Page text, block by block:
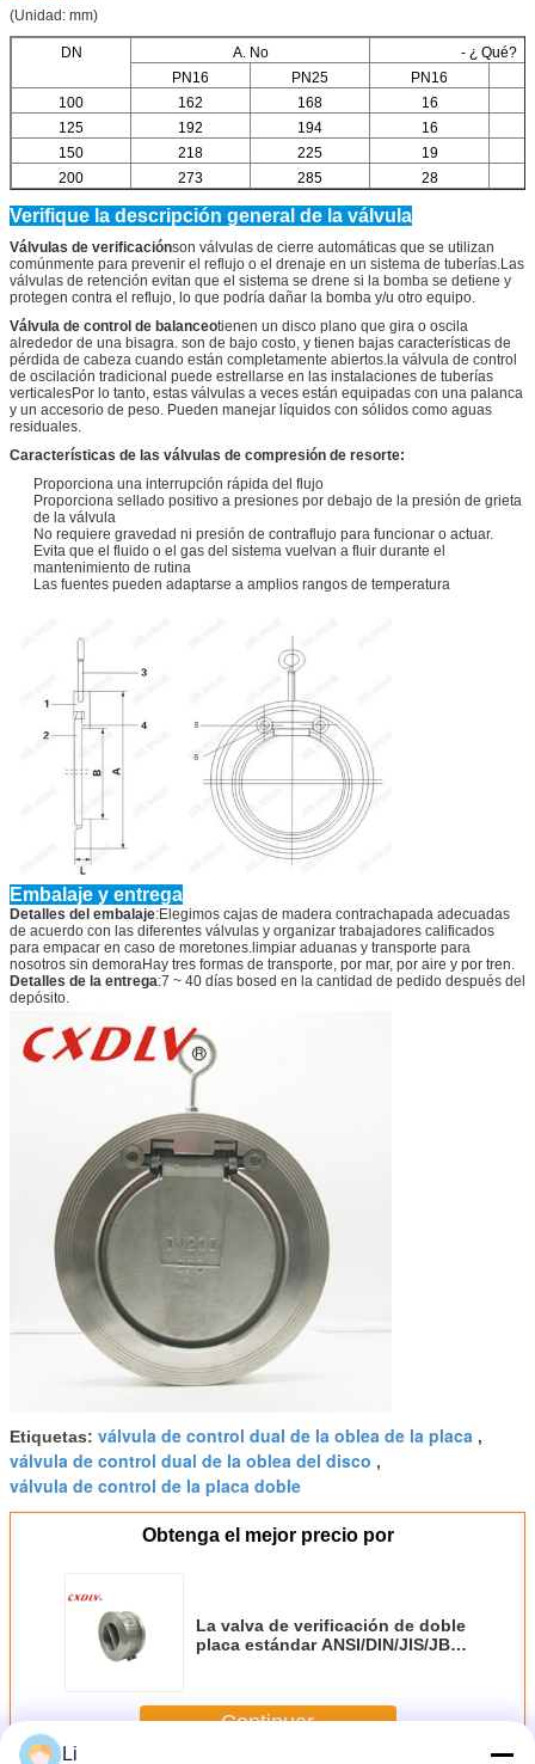
(Unidad: mm)
DN A. No
- ¿ Qué?
PN16
PN25 PN16
100
162 168
16
125
192 194
16
150
218 225
19
200
273 285 28
Verifique la descripción general de la válvula
Válvulas de verificaciónson válvulas de cierre automáticas que se utilizan
comúnmente para prevenir el reflujo o el drenaje en un sistema de tuberías.Las
válvulas de retención evitan que el sistema se drene si la bomba se detiene y
protegen contra el reflujo, lo que podría dañar la bomba y/u otro equipo.
Válvula de control de balanceotienen un disco plano que gira o oscila
alrededor de una bisagra. son de bajo costo, y tienen bajas características de
pérdida de cabeza cuando están completamente abiertos.la válvula de control
de oscilación tradicional puede estrellarse en las instalaciones de tuberías
verticalesPor lo tanto, estas válvulas a veces están equipadas con una palanca
y un accesorio de peso. Pueden manejar líquidos con sólidos como aguas
residuales.
Características de las válvulas de compresión de resorte:
Proporciona una interrupción rápida del flujo
Proporciona sellado positivo a presiones por debajo de la presión de grieta
de la válvula
No requiere gravedad ni presión de contraflujo para funcionar o actuar.
Evita que el fluido o el gas del sistema vuelvan a fluir durante el
mantenimiento de rutina
Las fuentes pueden adaptarse a amplios rangos de temperatura
Embalaje y entrega
Detalles del embalaje:Elegimos cajas de madera contrachapada adecuadas
de acuerdo con las diferentes válvulas y organizar trabajadores calificados
para empacar en caso de moretones.limpiar aduanas y transporte para
nosotros sin demoraHay tres formas de transporte, por mar, por aire y por tren.
Detalles de la entrega:7 ~ 40 días bosed en la cantidad de pedido después del
depósito.
Etiquetas: válvula de control dual de la oblea de la placa ,
válvula de control dual de la oblea del disco ,
válvula de control de la placa doble
Obtenga el mejor precio por
La valva de verificación de doble
placa estándar ANSI/DIN/JIS/JB
Continuar
Li